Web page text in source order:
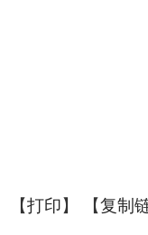
【打印】 【复制